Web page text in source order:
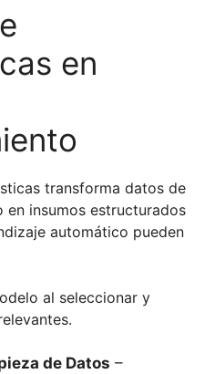
en
transforma datos de
insumos estructurados
automático pueden
al seleccionar y
de Datos –